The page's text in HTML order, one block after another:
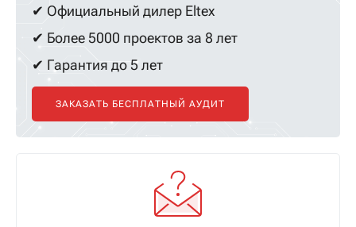
✔ Официальный дилер Eltex
✔ Более 5000 проектов за 8 лет
✔ Гарантия до 5 лет
ЗАКАЗАТЬ БЕСПЛАТНЫЙ АУДИТ